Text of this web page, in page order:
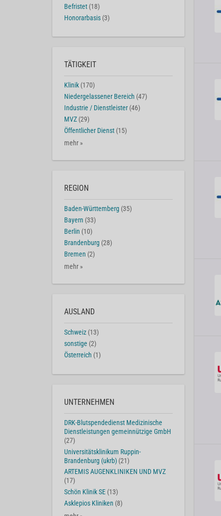
Befristet (18)
Honorarbasis (3)
TÄTIGKEIT
Klinik (170)
Niedergelassener Bereich (47)
Industrie / Dienstleister (46)
MVZ (29)
Öffentlicher Dienst (15)
mehr »
REGION
Baden-Württemberg (35)
Bayern (33)
Berlin (10)
Brandenburg (28)
Bremen (2)
mehr »
AUSLAND
Schweiz (13)
sonstige (2)
Österreich (1)
UNTERNEHMEN
DRK-Blutspendedienst Medizinische
Dienstleistungen gemeinnützige GmbH
(27)
Universitätsklinikum Ruppin-
Brandenburg (ukrb) (21)
ARTEMIS AUGENKLINIKEN UND MVZ
(17)
Schön Klinik SE (13)
Asklepios Kliniken (8)